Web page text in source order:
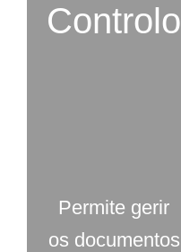
Controlo
Permite gerir
os documentos